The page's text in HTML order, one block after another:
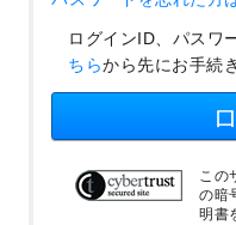
ログインID、パスワ
ちらから先にお手続
この
の暗
明書